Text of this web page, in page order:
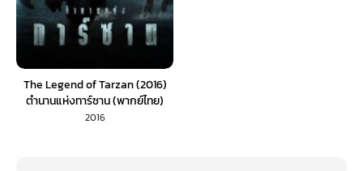
The Legend of Tarzan (2016)
ตำนานแห่งทาร์ซาน (พากย์ไทย)
2016